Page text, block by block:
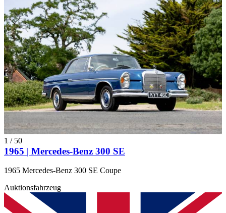
1 / 50
1965 | Mercedes-Benz 300 SE
1965 Mercedes-Benz 300 SE Coupe
Auktionsfahrzeug